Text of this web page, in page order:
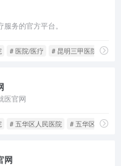
务的官方平台。
# 医院/医疗 # 昆明三甲医院
医官网
# 五华区人民医院 # 五华区人民医
网